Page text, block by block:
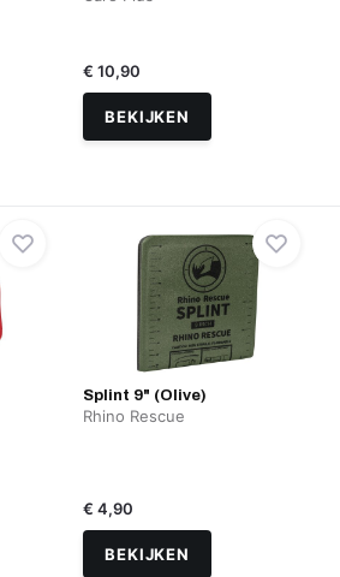
€ 10,90
BEKIJKEN
Splint 9" (Olive)
Rhino Rescue
€ 4,90
BEKIJKEN